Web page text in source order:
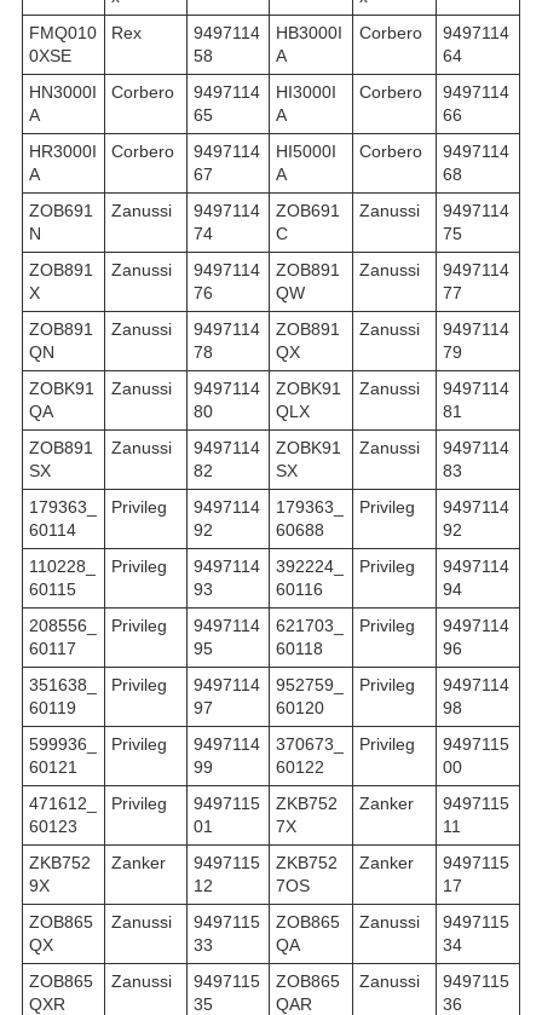
FMQ010
0XSE
Rex
9497114
58
HB3000I
A
Corbero
9497114
64
HN3000I
A
Corbero
9497114
65
HI3000I
A
Corbero
9497114
66
HR3000I
A
Corbero
9497114
67
HI5000I
A
Corbero
9497114
68
ZOB691
N
Zanussi
9497114
74
ZOB691
C
Zanussi
9497114
75
ZOB891
X
Zanussi
9497114
76
ZOB891
QW
Zanussi
9497114
77
ZOB891
QN
Zanussi
9497114
78
ZOB891
QX
Zanussi
9497114
79
ZOBK91
QA
Zanussi
9497114
80
ZOBK91
QLX
Zanussi
9497114
81
ZOB891
SX
Zanussi
9497114
82
ZOBK91
SX
Zanussi
9497114
83
179363_
60114
Privileg
9497114
92
179363_
60688
Privileg
9497114
92
110228_
60115
Privileg
9497114
93
392224_
60116
Privileg
9497114
94
208556_
60117
Privileg
9497114
95
621703_
60118
Privileg
9497114
96
351638_
60119
Privileg
9497114
97
952759_
60120
Privileg
9497114
98
599936_
60121
Privileg
9497114
99
370673_
60122
Privileg
9497115
00
471612_
60123
Privileg
9497115
01
ZKB752
7X
Zanker
9497115
11
ZKB752
9X
Zanker
9497115
12
ZKB752
7OS
Zanker
9497115
17
ZOB865
QX
Zanussi
9497115
33
ZOB865
QA
Zanussi
9497115
34
ZOB865
QXR
Zanussi
9497115
35
ZOB865
QAR
Zanussi
9497115
36